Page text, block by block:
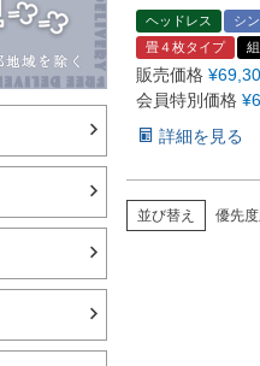
ヘッドレス シ
畳４枚タイプ
販売価格 ¥
会員特別価格 ¥
詳細を見る
並び替え 優先